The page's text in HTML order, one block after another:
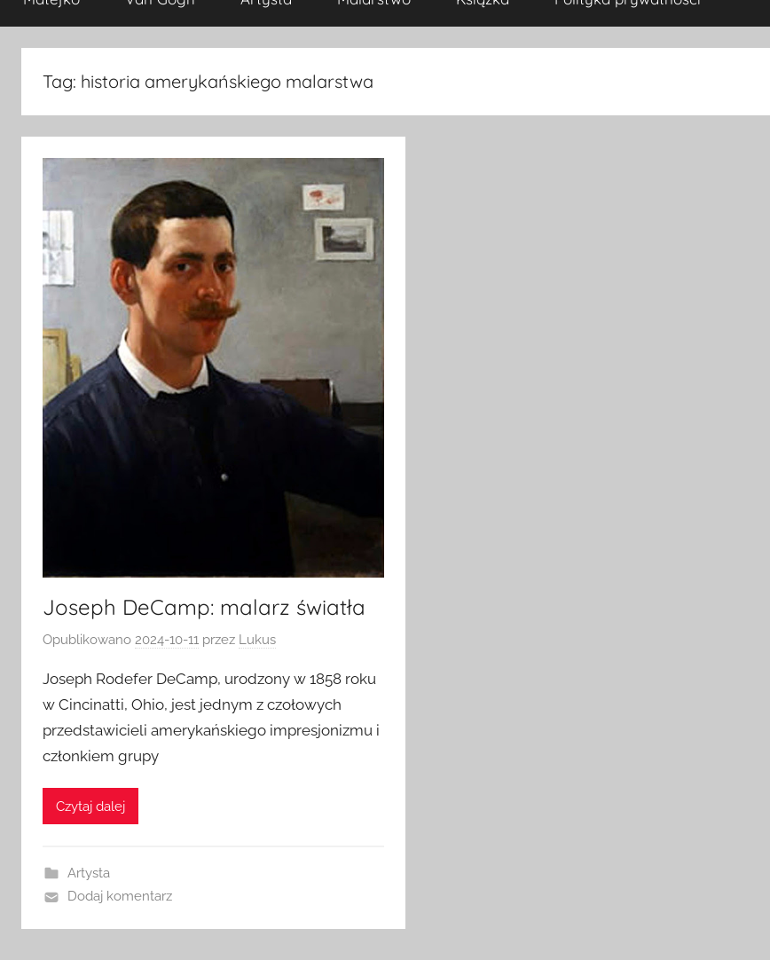
Tag: historia amerykańskiego malarstwa
Joseph DeCamp: malarz światła
Opublikowano 2024-10-11 przez Lukus
Joseph Rodefer DeCamp, urodzony w 1858 roku
w Cincinatti, Ohio, jest jednym z czołowych
przedstawicieli amerykańskiego impresjonizmu i
członkiem grupy
Czytaj dalej
Artysta
Dodaj komentarz